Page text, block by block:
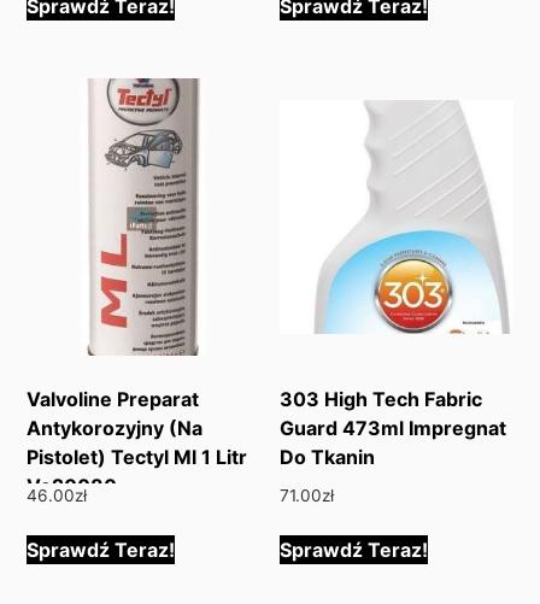
Sprawdź Teraz! Sprawdź Teraz!
Valvoline Preparat
Antykorozyjny (Na
Pistolet) Tectyl Ml 1 Litr
Ve20080
46.00zł
Sprawdź Teraz!
303 High Tech Fabric
Guard 473ml Impregnat
Do Tkanin
71.00zł
Sprawdź Teraz!